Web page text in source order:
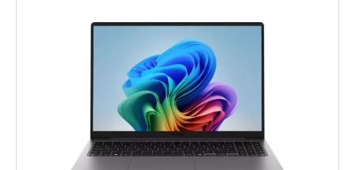
Portable GalaxyBook6 EE Intel Core Ultra
7 50 TOPS 16Go 512GoSSD Intel Graphics
16'' WUXGA Mat 60hz 350Nits Win11Pro
Auto24h 33%batt en 30min 1.74kg clav
Réf. Fabricant (P/N) :NP764BJG-KG1FR
8806099119676